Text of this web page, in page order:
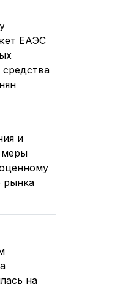
ЕАЭС
и
меры
рынка
на